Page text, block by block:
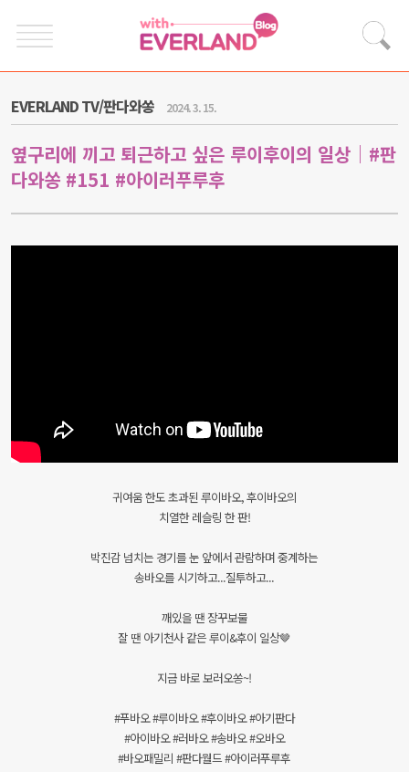
EVERLAND TV/판다와쏭 2024. 3. 15.
옆구리에 끼고 퇴근하고 싶은 루이후이의 일상｜#판
다와쏭 #151 #아이러푸루후
귀여움 한도 초과된 루이바오, 후이바오의
치열한 레슬링 한 판!
박진감 넘치는 경기를 눈 앞에서 관람하며 중계하는
송바오를 시기하고...질투하고...
깨있을 땐 장꾸보물
잘 땐 아기천사 같은 루이&후이 일상🤎
지금 바로 보러오쏭~!
#푸바오 #루이바오 #후이바오 #아기판다
#아이바오 #러바오 #송바오 #오바오
#바오패밀리 #판다월드 #아이러푸루후